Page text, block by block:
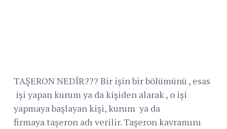
TAŞERON NEDİR??? Bir işin bir bölümünü , esas
işi yapan kurum ya da kişiden alarak , o işi
yapmaya başlayan kişi, kurum ya da
firmaya taşeron adı verilir. Taşeron kavramını